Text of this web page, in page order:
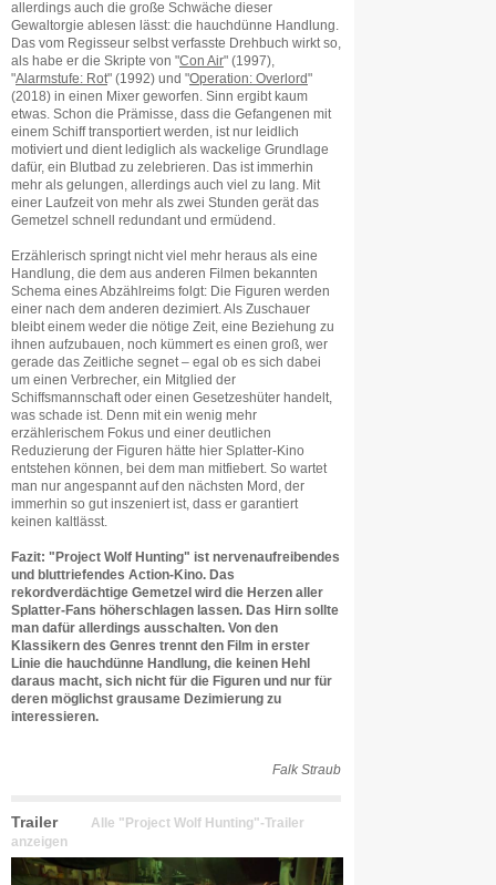
allerdings auch die große Schwäche dieser
Gewaltorgie ablesen lässt: die hauchdünne Handlung.
Das vom Regisseur selbst verfasste Drehbuch wirkt so,
als habe er die Skripte von "Con Air" (1997),
"Alarmstufe: Rot" (1992) und "Operation: Overlord"
(2018) in einen Mixer geworfen. Sinn ergibt kaum
etwas. Schon die Prämisse, dass die Gefangenen mit
einem Schiff transportiert werden, ist nur leidlich
motiviert und dient lediglich als wackelige Grundlage
dafür, ein Blutbad zu zelebrieren. Das ist immerhin
mehr als gelungen, allerdings auch viel zu lang. Mit
einer Laufzeit von mehr als zwei Stunden gerät das
Gemetzel schnell redundant und ermüdend.
Erzählerisch springt nicht viel mehr heraus als eine
Handlung, die dem aus anderen Filmen bekannten
Schema eines Abzählreims folgt: Die Figuren werden
einer nach dem anderen dezimiert. Als Zuschauer
bleibt einem weder die nötige Zeit, eine Beziehung zu
ihnen aufzubauen, noch kümmert es einen groß, wer
gerade das Zeitliche segnet – egal ob es sich dabei
um einen Verbrecher, ein Mitglied der
Schiffsmannschaft oder einen Gesetzeshüter handelt,
was schade ist. Denn mit ein wenig mehr
erzählerischem Fokus und einer deutlichen
Reduzierung der Figuren hätte hier Splatter-Kino
entstehen können, bei dem man mitfiebert. So wartet
man nur angespannt auf den nächsten Mord, der
immerhin so gut inszeniert ist, dass er garantiert
keinen kaltlässt.
Fazit: "Project Wolf Hunting" ist nervenaufreibendes
und bluttriefendes Action-Kino. Das
rekordverdächtige Gemetzel wird die Herzen aller
Splatter-Fans höherschlagen lassen. Das Hirn sollte
man dafür allerdings ausschalten. Von den
Klassikern des Genres trennt den Film in erster
Linie die hauchdünne Handlung, die keinen Hehl
daraus macht, sich nicht für die Figuren und nur für
deren möglichst grausame Dezimierung zu
interessieren.
Falk Straub
Trailer
Alle "Project Wolf Hunting"-Trailer
anzeigen